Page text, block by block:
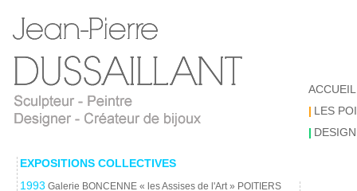
ACCUEIL
| LES
| DESIGN
EXPOSITIONS COLLECTIVES
1993 Galerie BONCENNE « les Assises de l'Art » POITIERS